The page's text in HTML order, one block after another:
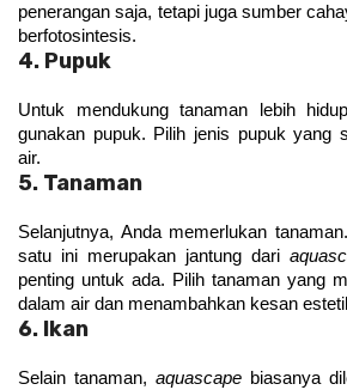
penerangan saja, tetapi juga sumber
berfotosintesis.
4. Pupuk
Untuk mendukung tanaman lebih
gunakan pupuk. Pilih jenis pupuk yang
air.
5. Tanaman
Selanjutnya, Anda memerlukan
satu ini merupakan jantung dari
penting untuk ada. Pilih tanaman yang
dalam air dan menambahkan kesan
6. Ikan
Selain tanaman, aquascape biasanya